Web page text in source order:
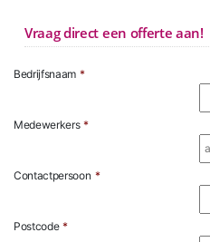
Vraag direct een offerte aan!
Bedrijfsnaam *
Medewerkers *
Contactpersoon *
Postcode *